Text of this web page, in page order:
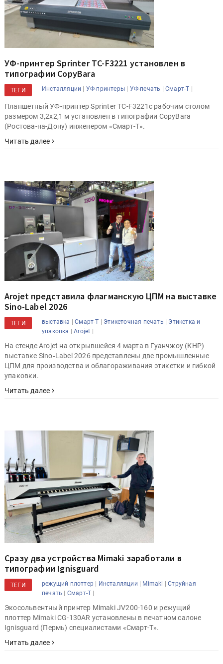
УФ-принтер Sprinter TC-F3221 установлен в
типографии CopyBara
ТЕГИ Инсталляции | УФ-принтеры | УФ-печать |Смарт-Т |
Планшетный УФ-принтер Sprinter TC-F3221с рабочим столом
размером 3,2х2,1 м установлен в типографии CopyBara
(Ростова-на-Дону) инженером «Смарт-Т».
Читать далее
Arojet представила флагманскую ЦПМ на выставке
Sino-Label 2026
ТЕГИ выставка |Смарт-Т | Этикеточная печать | Этикетка и
упаковка |Arojet |
На стенде Arojet на открывшейся 4 марта в Гуанчжоу (КНР)
выставке Sino‑Label 2026 представлены две промышленные
ЦПМ для производства и облагораживания этикетки и гибкой
упаковки.
Читать далее
Сразу два устройства Mimaki заработали в
типографии Ignisguard
ТЕГИ режущий плоттер | Инсталляции | Mimaki |Струйная
печать | Смарт-Т |
Экосольвентный принтер Mimaki JV200-160 и режущий
плоттер Mimaki CG-130AR установлены в печатном салоне
Ignisguard (Пермь) специалистами «Смарт-Т».
Читать далее